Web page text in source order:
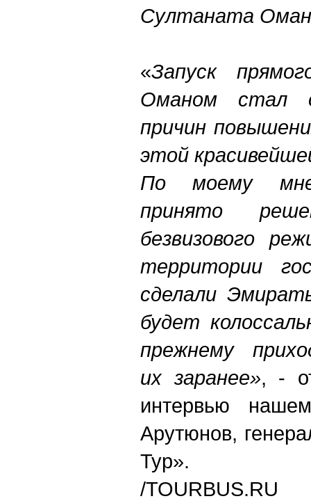
Султаната
«Запуск
Оманом стал
причин
этой
По моему
принято
безвизового
территории
сделали
будет
прежнему
их заранее», -
интервью
Арутюнов,
Тур».
/TOURBUS.RU